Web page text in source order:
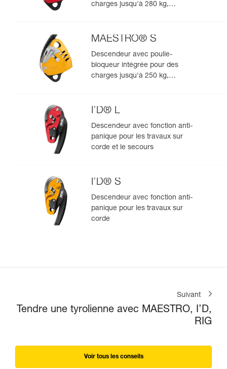
charges jusqu'à 280 kg,
MAESTRO® S
Descendeur avec poulie-
bloqueur intégrée pour des
charges jusqu'à 250 kg,
I’D® L
Descendeur avec fonction anti-
panique pour les travaux sur
corde et le secours
I’D® S
Descendeur avec fonction anti-
panique pour les travaux sur
corde
Suivant
Tendre une tyrolienne avec MAESTRO, I’D,
RIG
Voir tous les conseils